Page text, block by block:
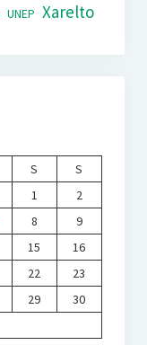
UNEP Xarelto
S
S
1
2
8
9
15
16
22
23
29
30